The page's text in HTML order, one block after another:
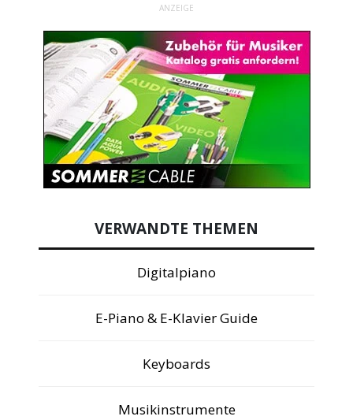
ANZEIGE
VERWANDTE THEMEN
Digitalpiano
E-Piano & E-Klavier Guide
Keyboards
Musikinstrumente